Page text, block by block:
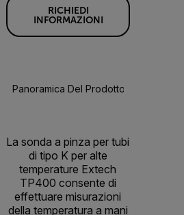
RICHIEDI
INFORMAZIONI
Panoramica Del Prodotto
La sonda a pinza per tubi
di tipo K per alte
temperature Extech
TP400 consente di
effettuare misurazioni
della temperatura a mani